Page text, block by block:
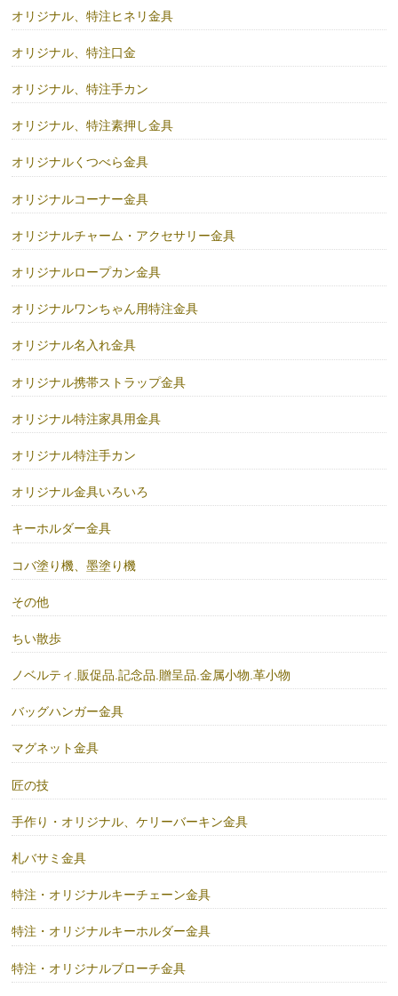
オリジナル、特注ヒネリ金具
オリジナル、特注口金
オリジナル、特注手カン
オリジナル、特注素押し金具
オリジナルくつべら金具
オリジナルコーナー金具
オリジナルチャーム・アクセサリー金具
オリジナルロープカン金具
オリジナルワンちゃん用特注金具
オリジナル名入れ金具
オリジナル携帯ストラップ金具
オリジナル特注家具用金具
オリジナル特注手カン
オリジナル金具いろいろ
キーホルダー金具
コバ塗り機、墨塗り機
その他
ちい散歩
ノベルティ.販促品.記念品.贈呈品.金属小物.革小物
バッグハンガー金具
マグネット金具
匠の技
手作り・オリジナル、ケリーバーキン金具
札バサミ金具
特注・オリジナルキーチェーン金具
特注・オリジナルキーホルダー金具
特注・オリジナルブローチ金具